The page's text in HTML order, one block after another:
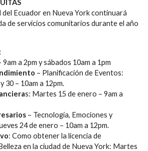
del Ecuador en Nueva York continuará
de servicios comunitarios durante el año
a 2pm y sábados 10am a 1pm
– Planificación de Eventos:
30 – 10am a 12pm.
s: Martes 15 de enero – 9am a
– Tecnología, Emociones y
24 de enero – 10am a 12pm.
: Como obtener la licencia de
en la ciudad de Nueva York: Martes